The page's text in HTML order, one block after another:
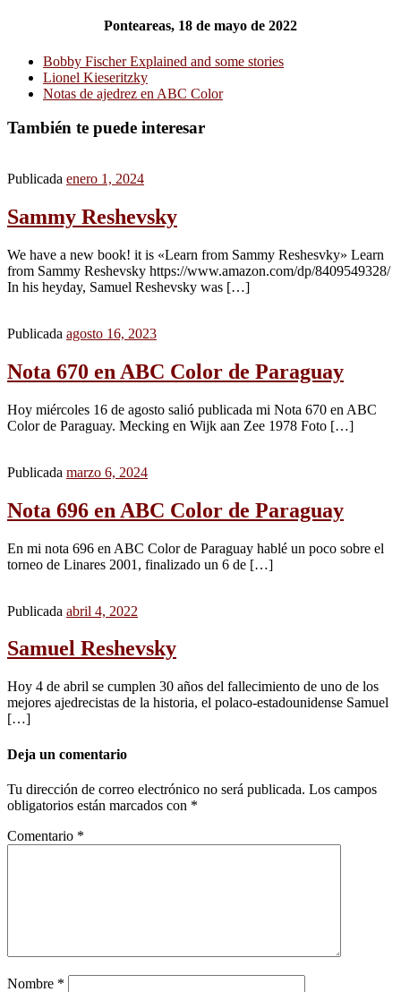
Ponteareas, 18 de mayo de 2022
Bobby Fischer Explained and some stories
Lionel Kieseritzky
Notas de ajedrez en ABC Color
También te puede interesar
Publicada enero 1, 2024
Sammy Reshevsky
We have a new book! it is «Learn from Sammy Reshesvky» Learn
from Sammy Reshevsky https://www.amazon.com/dp/8409549328/
In his heyday, Samuel Reshevsky was […]
Publicada agosto 16, 2023
Nota 670 en ABC Color de Paraguay
Hoy miércoles 16 de agosto salió publicada mi Nota 670 en ABC
Color de Paraguay. Mecking en Wijk aan Zee 1978 Foto […]
Publicada marzo 6, 2024
Nota 696 en ABC Color de Paraguay
En mi nota 696 en ABC Color de Paraguay hablé un poco sobre el
torneo de Linares 2001, finalizado un 6 de […]
Publicada abril 4, 2022
Samuel Reshevsky
Hoy 4 de abril se cumplen 30 años del fallecimiento de uno de los
mejores ajedrecistas de la historia, el polaco-estadounidense Samuel
[…]
Deja un comentario
Tu dirección de correo electrónico no será publicada. Los campos
obligatorios están marcados con *
Comentario *
Nombre *